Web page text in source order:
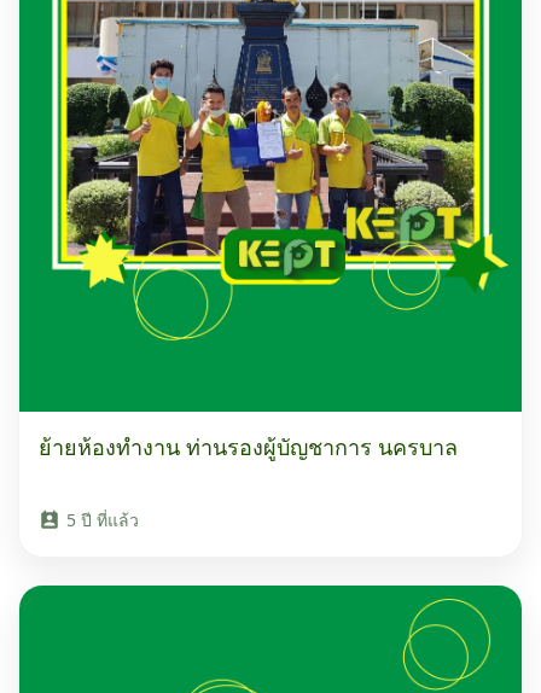
ย้ายห้องทำงาน ท่านรองผู้บัญชาการ นครบาล
perm_contact_calendar 5 ปี ที่แล้ว